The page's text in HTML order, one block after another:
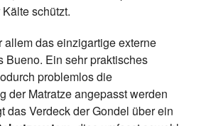
schützt.
allem das einzigartige externe
Bueno. Ein sehr praktisches
problemlos die
der Matratze angepasst werden
das Verdeck der Gondel über ein